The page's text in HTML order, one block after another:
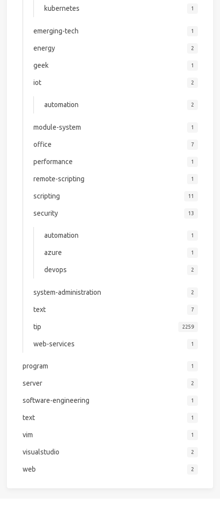
kubernetes 1
emerging-tech 1
energy 2
geek 1
iot 2
automation 2
module-system 1
office 7
performance 1
remote-scripting 1
scripting 11
security 13
automation 1
azure 1
devops 2
system-administration 2
text 7
tip 2259
web-services 1
program 1
server 2
software-engineering 1
text 1
vim 1
visualstudio 2
web 2